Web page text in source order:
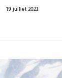
19 juillet 2023